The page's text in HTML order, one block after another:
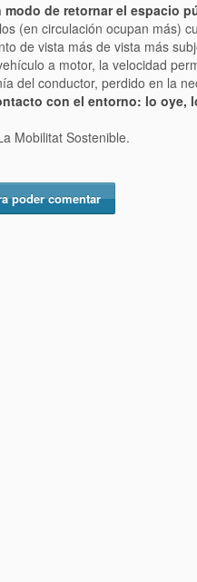
de retornar el espacio
(en circulación ocupan más)
de vista más de vista más
a motor, la velocidad
del conductor, perdido en la
con el entorno: lo oye,
Mobilitat Sostenible.
poder comentar